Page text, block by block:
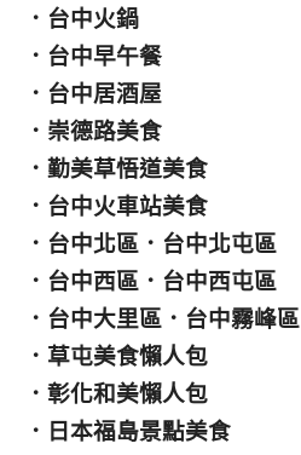
． 台中火鍋
． 台中早午餐
． 台中居酒屋
． 崇德路美食
． 勤美草悟道美食
． 台中火車站美食
． 台中北區 ． 台中北屯區
． 台中西區 ． 台中西屯區
． 台中大里區 ． 台中霧峰區
． 草屯美食懶人包
． 彰化和美懶人包
． 日本福島景點美食